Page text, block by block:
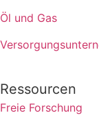
Öl und Gas
Ressourcen
Freie Forschung